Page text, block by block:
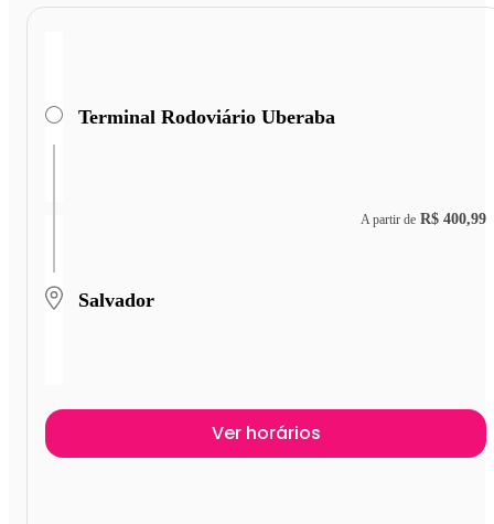
Terminal Rodoviário Uberaba
Salvador
A partir de R$ 400,99
Ver horários